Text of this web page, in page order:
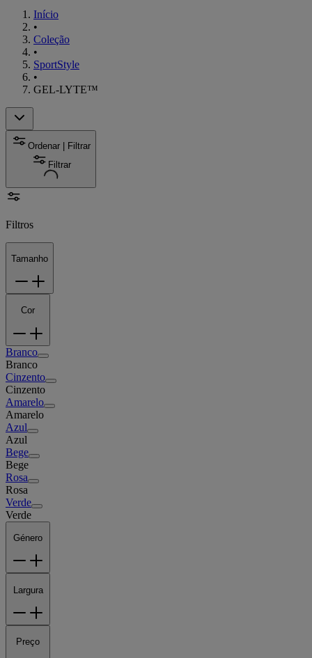
Início
•
Coleção
•
SportStyle
•
GEL-LYTE™
Ordenar | Filtrar
Filtrar
Filtros
Tamanho
Cor
Branco
Branco
Cinzento
Cinzento
Amarelo
Amarelo
Azul
Azul
Bege
Bege
Rosa
Rosa
Verde
Verde
Género
Largura
Preço